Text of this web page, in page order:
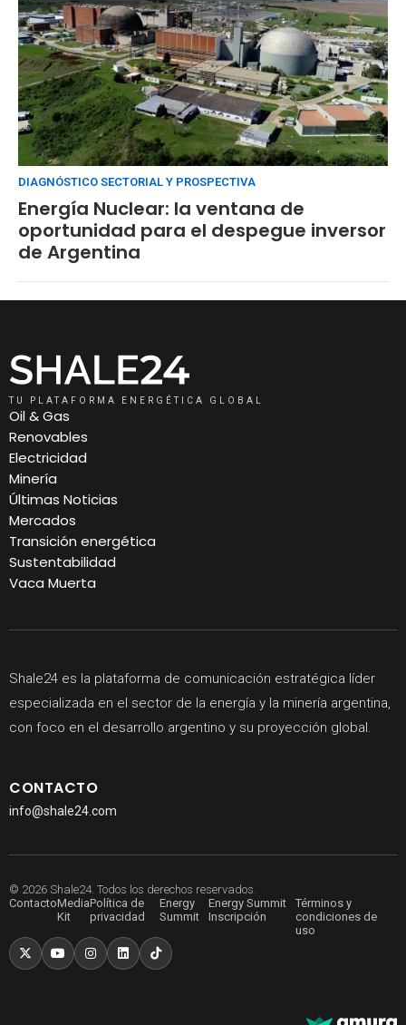
DIAGNÓSTICO SECTORIAL Y PROSPECTIVA
Energía Nuclear: la ventana de
oportunidad para el despegue inversor
de Argentina
TU PLATAFORMA ENERGÉTICA GLOBAL
Oil & Gas
Renovables
Electricidad
Minería
Últimas Noticias
Mercados
Transición energética
Sustentabilidad
Vaca Muerta
Shale24 es la plataforma de comunicación estratégica líder
especializada en el sector de la energía y la minería argentina,
con foco en el desarrollo argentino y su proyección global.
CONTACTO
info@shale24.com
© 2026 Shale24. Todos los derechos reservados.
ContactoMedia
Kit
Política de
privacidad
Energy
Summit
Energy Summit
Inscripción
Términos y
condiciones de
uso